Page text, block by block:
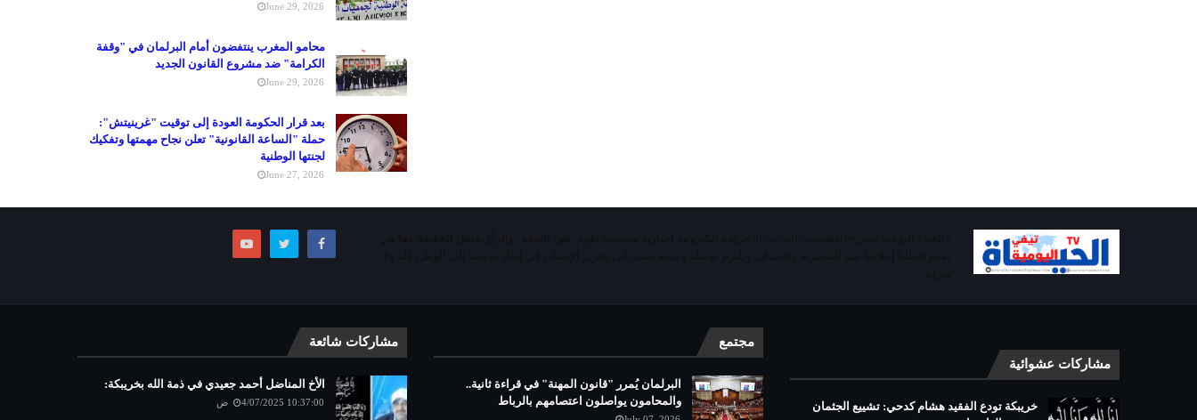
June 29, 2026
محامو المغرب ينتفضون أمام البرلمان في "وقفة
الكرامة" ضد مشروع القانون الجديد
June 29, 2026
بعد قرار الحكومة العودة إلى توقيت "غرينيتش":
حملة "الساعة القانونية" تعلن نجاح مهمتها وتفكيك
لجنتها الوطنية
June 27, 2026
مشاركات عشوائية
خريبكة تودع الفقيد هشام كدحي: تشييع الجثمان
مجتمع
البرلمان يُمرر "قانون المهنة" في قراءة ثانية..
والمحامون يواصلون اعتصامهم بالرباط
مشاركات شائعة
الأخ المناضل أحمد جعيدي في ذمة الله بخريبكة:
4/07/2025 10:37:00 ص